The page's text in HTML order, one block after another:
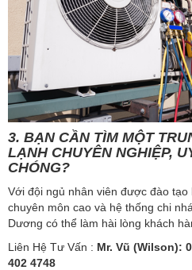
3. BẠN CẦN TÌM MỘT
LẠNH CHUYÊN NGHIỆP,
CHÓNG?
Với đội ngủ nhân viên được đào tạo
chuyên môn cao và hệ thống chi
Dương có thể làm hài lòng khách
Liên Hệ Tư Vấn : Mr. Vũ (Wilson):
402 4748